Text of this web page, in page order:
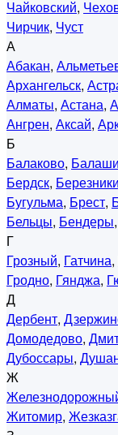
Чайковский,
Чирчик, Чуст
А
Абакан,
Архангельск,
Алматы, Астана,
Ангрен, Аксай,
Б
Балаково,
Бердск, Березники
Бугульма, Брест,
Бельцы, Бендеры,
Г
Грозный, Гатчина,
Гродно, Гянджа,
Д
Дербент,
Домодедово,
Дубоссары,
Ж
Житомир,